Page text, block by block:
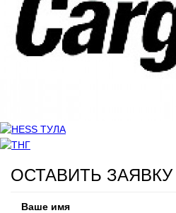
ОСТАВИТЬ ЗАЯВКУ
Ваше имя